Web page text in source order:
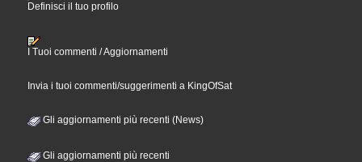
Definisci il tuo profilo
I Tuoi commenti / Aggiornamenti
Invia i tuoi commenti/suggerimenti a KingOfSat
Gli aggiornamenti più recenti (News)
Gli aggiornamenti più recenti